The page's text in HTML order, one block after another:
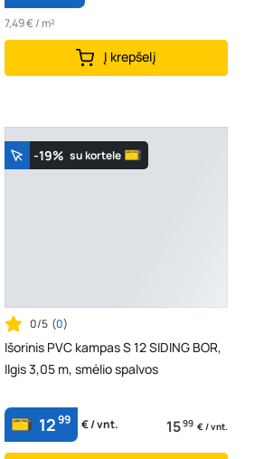
7,49 € / m²
Į krepšelį
-19% su kortele
0/5 (0)
Išorinis PVC kampas S 12 SIDING BOR,
Ilgis 3,05 m, smėlio spalvos
1299 € / vnt. 1599 € / vnt.